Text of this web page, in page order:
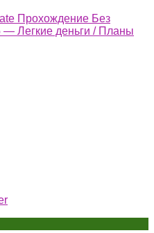
Прохождение Без
— Легкие деньги / Планы